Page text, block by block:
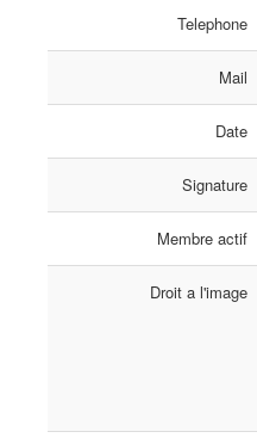
Telephone
Mail
Date
Signature
Membre actif
Droit a l'image